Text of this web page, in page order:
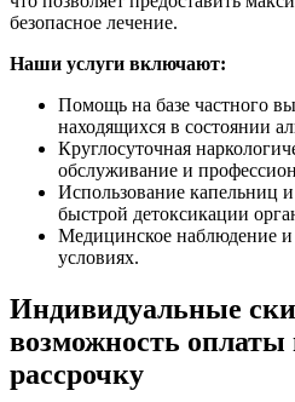
безопасное лечение.
Наши услуги включают:
Помощь на базе частного
находящихся в состоянии
Круглосуточная
обслуживание и
Использование капельниц
быстрой детоксикации
Медицинское наблюдение
условиях.
Индивидуальные
возможность оплаты
рассрочку